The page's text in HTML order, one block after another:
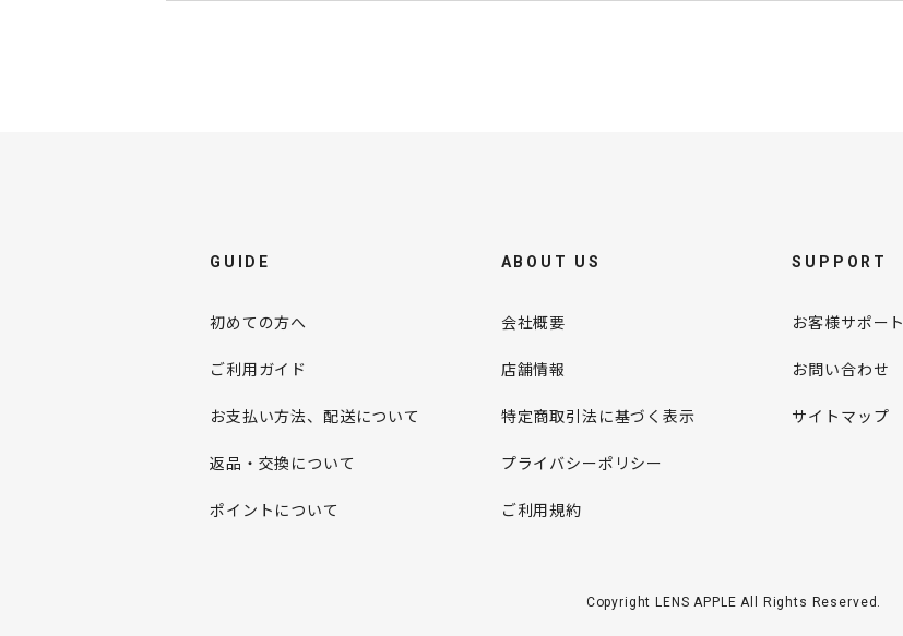
GUIDE
初めての方へ
ご利用ガイド
お支払い方法、配送について
返品・交換について
ポイントについて
ABOUT US
会社概要
店舗情報
特定商取引法に基づく表示
プライバシーポリシー
ご利用規約
SUPPORT
お客様サポート
お問い合わせ
サイトマップ
Copyright LENS APPLE All Rights Reserved.